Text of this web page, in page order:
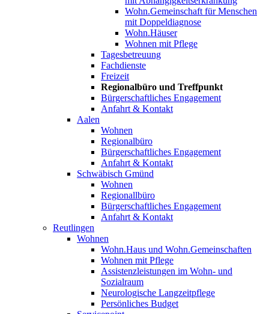
Wohn.Gemeinschaft für Menschen
mit Doppeldiagnose
Wohn.Häuser
Wohnen mit Pflege
Tagesbetreuung
Fachdienste
Freizeit
Regionalbüro und Treffpunkt
Bürgerschaftliches Engagement
Anfahrt & Kontakt
Aalen
Wohnen
Regionalbüro
Bürgerschaftliches Engagement
Anfahrt & Kontakt
Schwäbisch Gmünd
Wohnen
Regionallbüro
Bürgerschaftliches Engagement
Anfahrt & Kontakt
Reutlingen
Wohnen
Wohn.Haus und Wohn.Gemeinschaften
Wohnen mit Pflege
Assistenzleistungen im Wohn- und
Sozialraum
Neurologische Langzeitpflege
Persönliches Budget